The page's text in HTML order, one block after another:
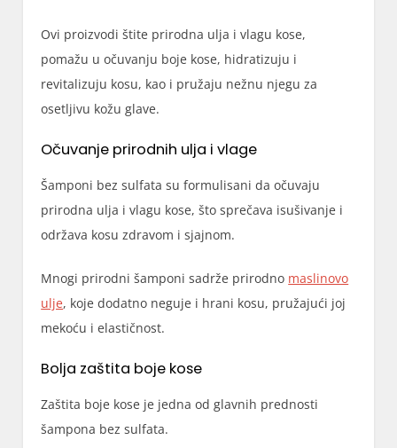
Ovi proizvodi štite prirodna ulja i vlagu kose,
pomažu u očuvanju boje kose, hidratizuju i
revitalizuju kosu, kao i pružaju nežnu njegu za
osetljivu kožu glave.
Očuvanje prirodnih ulja i vlage
Šamponi bez sulfata su formulisani da očuvaju
prirodna ulja i vlagu kose, što sprečava isušivanje i
održava kosu zdravom i sjajnom.
Mnogi prirodni šamponi sadrže prirodno maslinovo
ulje, koje dodatno neguje i hrani kosu, pružajući joj
mekoću i elastičnost.
Bolja zaštita boje kose
Zaštita boje kose je jedna od glavnih prednosti
šampona bez sulfata.